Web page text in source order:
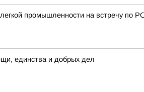
промышленности на встречу по
единства и добрых дел